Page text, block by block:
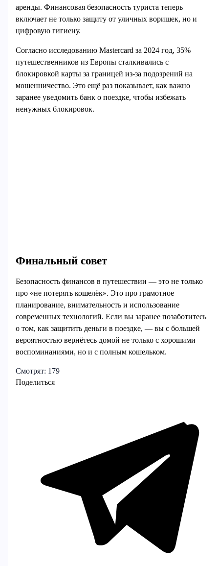
аренды. Финансовая безопасность туриста теперь
включает не только защиту от уличных воришек, но и
цифровую гигиену.
Согласно исследованию Mastercard за 2024 год, 35%
путешественников из Европы сталкивались с
блокировкой карты за границей из-за подозрений на
мошенничество. Это ещё раз показывает, как важно
заранее уведомить банк о поездке, чтобы избежать
ненужных блокировок.
Финальный совет
Безопасность финансов в путешествии — это не только
про «не потерять кошелёк». Это про грамотное
планирование, внимательность и использование
современных технологий. Если вы заранее позаботитесь
о том, как защитить деньги в поездке, — вы с большей
вероятностью вернётесь домой не только с хорошими
воспоминаниями, но и с полным кошельком.
Смотрят: 179
Поделиться